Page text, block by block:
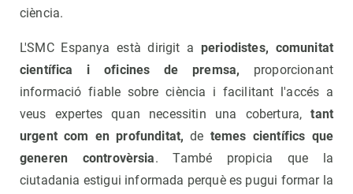
ciència.
L'SMC Espanya està dirigit a periodistes, comunitat
científica i oficines de premsa, proporcionant
informació fiable sobre ciència i facilitant l'accés a
veus expertes quan necessitin una cobertura, tant
urgent com en profunditat, de temes científics que
generen controvèrsia. També propicia que la
ciutadania estigui informada perquè es pugui formar la